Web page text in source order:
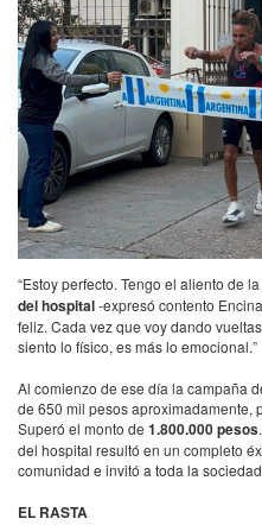
“Estoy perfecto. Tengo el aliento de
del hospital-expresó contento
feliz. Cada vez que voy dando
siento lo físico, es más lo emocional.”
Al comienzo de ese día la campaña
de 650 mil pesos aproximadamente,
Superó el monto de 1.800.000 pesos
del hospital resultó en un completo
comunidad e invitó a toda la
EL RASTA